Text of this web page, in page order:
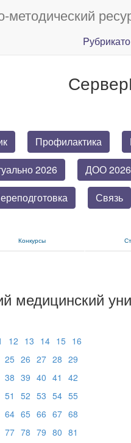
Профилактика
2026
ДОО 2026
Связь
Конкурсы
медицинский
12 13 14 15 16
25 26 27 28 29
38 39 40 41
42
51 52 53 54 55
64 65 66 67 68
77 78 79 80 81